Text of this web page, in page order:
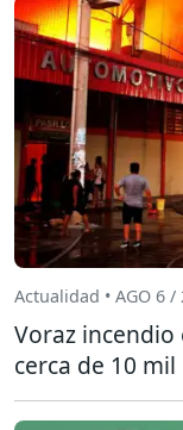
Actualidad • AGO 6 /
Voraz
cerca de 10